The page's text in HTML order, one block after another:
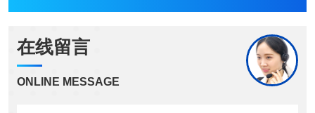
在线留言
ONLINE MESSAGE